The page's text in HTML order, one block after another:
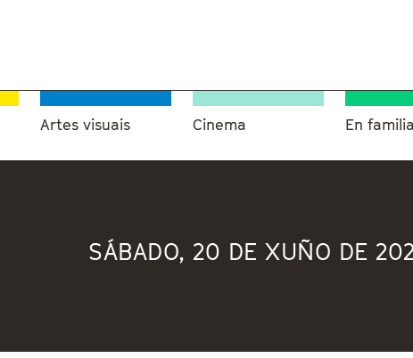
Artes visuais Cinema En familia
SÁBADO, 20 DE XUÑO DE